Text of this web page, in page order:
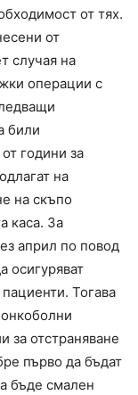
от тях.
от
случая на
операции с
били
години за
на
на скъпо
каса. За
април по повод
осигуряват
Тогава
за отстраняване
първо да бъдат
бъде смален